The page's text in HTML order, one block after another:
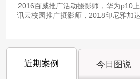
2016百威推广活动摄影师，华为p10
讯云校园推广摄影师，2018印尼雅加
近期案例 今日图说